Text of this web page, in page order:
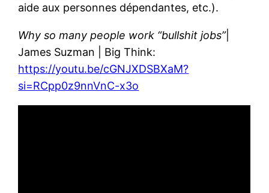
aide aux personnes dépendantes, etc.).
Why so many people work “bullshit jobs”|
James Suzman | Big Think:
https://youtu.be/cGNJXDSBXaM?
si=RCpp0z9nnVnC-x3o